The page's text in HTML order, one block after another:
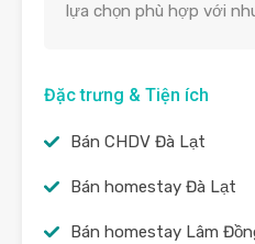
lựa chọn phù hợp với
Đặc trưng & Tiện ích
Bán CHDV Đà Lạt
Bán homestay Đà Lạt
Bán homestay Lâm